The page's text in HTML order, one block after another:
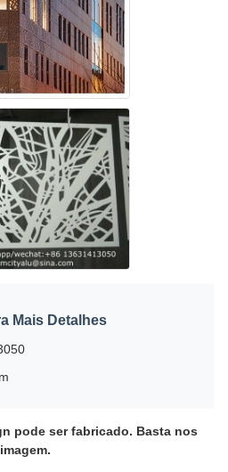
Mais Detalhes
pode ser fabricado. Basta nos